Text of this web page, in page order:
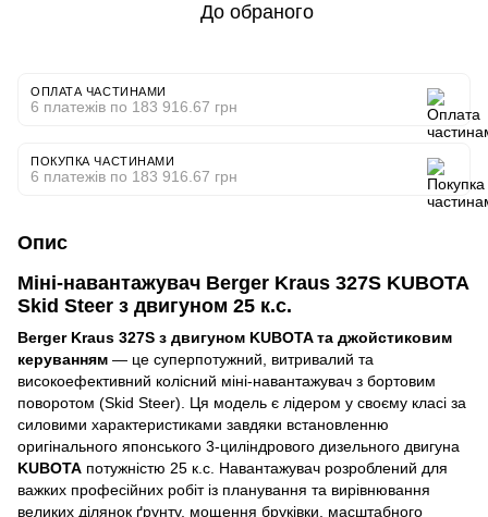
До обраного
ОПЛАТА ЧАСТИНАМИ
6 платежів по 183 916.67 грн
ПОКУПКА ЧАСТИНАМИ
6 платежів по 183 916.67 грн
Опис
Міні-навантажувач Berger Kraus 327S KUBOTA
Skid Steer з двигуном 25 к.с.
Berger Kraus 327S з двигуном KUBOTA та джойстиковим
керуванням — це суперпотужний, витривалий та
високоефективний колісний міні-навантажувач з бортовим
поворотом (Skid Steer). Ця модель є лідером у своєму класі за
силовими характеристиками завдяки встановленню
оригінального японського 3-циліндрового дизельного двигуна
KUBOTA потужністю 25 к.с. Навантажувач розроблений для
важких професійних робіт із планування та вирівнювання
великих ділянок ґрунту, мощення бруківки, масштабного